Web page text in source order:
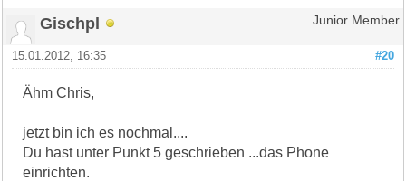
Gischpl Junior Member
#20
15.01.2012, 16:35
Ähm Chris,
jetzt bin ich es nochmal....
Du hast unter Punkt 5 geschrieben ...das Phone
einrichten.